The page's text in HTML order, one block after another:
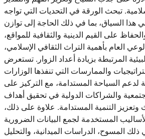
تبحث الورقة في التحديات التي تواجه
هذا السياق، بما في ذلك الحاجة إلى توازن
على القيم الدينية والثقافية للمواقع،
العام بأهمية التراث الثقافي الإسلامي،
المرتبطة بزيادة أعداد الزوار. تستعرض
والممارسات التي تنفذها الوزارات
لدعم السياحة المستدامة، مع التركيز على
والشراكات الدولية في تحقيق أهداف
التنمية المستدامة. علاوة على ذلك،
المستخدمة لجمع البيانات الضرورية
ذلك المسوح، الدراسات الميدانية، والتحليل